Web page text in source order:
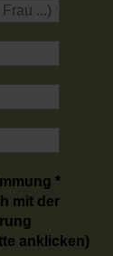
*
mit der
anklicken)